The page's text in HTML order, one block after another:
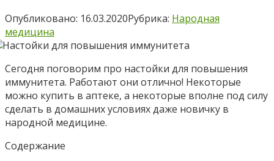
Опубликовано: 16.03.2020Рубрика: Народная
медицина
Сегодня поговорим про настойки для повышения
иммунитета. Работают они отлично! Некоторые
можно купить в аптеке, а некоторые вполне под силу
сделать в домашних условиях даже новичку в
народной медицине.
Содержание